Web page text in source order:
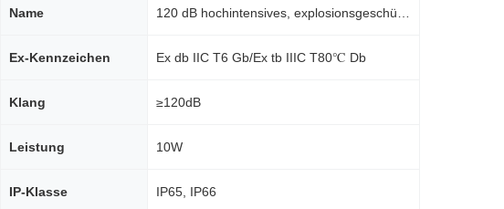
Name
Ex-Kennzeichen Ex db IIC T6 Gb/Ex tb IIIC T80℃ Db
Klang ≥120dB
Leistung 10W
IP-Klasse IP65, IP66